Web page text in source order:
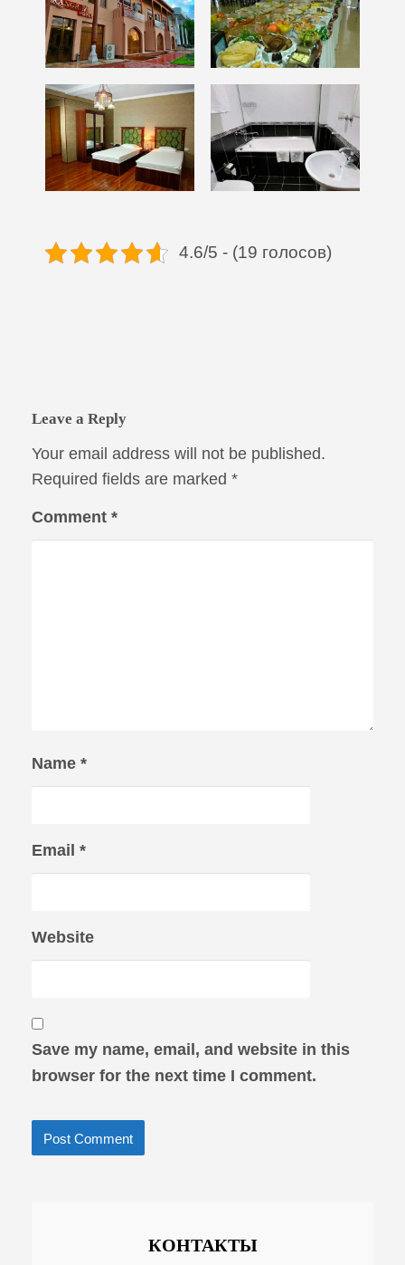
4.6/5 - (19 голосов)
Leave a Reply
Your email address will not be published.
Required fields are marked *
Comment *
Name *
Email *
Website
Save my name, email, and website in this
browser for the next time I comment.
КОНТАКТЫ